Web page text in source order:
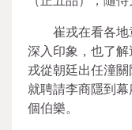
崔戎在看各
深入印象，也了
戎從朝廷出任潼
就聘請李商隱到
個伯樂。